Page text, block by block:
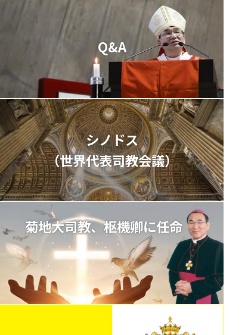
Q&A
シノドス
（世界代表司教会議）
菊地大司教、枢機卿に任命